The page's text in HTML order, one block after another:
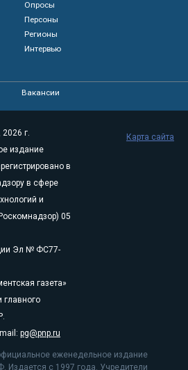
Опросы
Персоны
Регионы
Интервью
Вакансии
г.
издание
в
в сфере
и
05
Эл № ФС77-
газета»
pg@pnp.ru
еженедельное издание
Издается с 1997 года. Учредители
Карта сайта